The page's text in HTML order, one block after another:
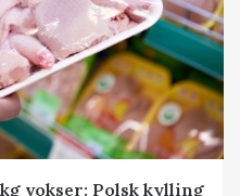
vokser: Polsk kylling